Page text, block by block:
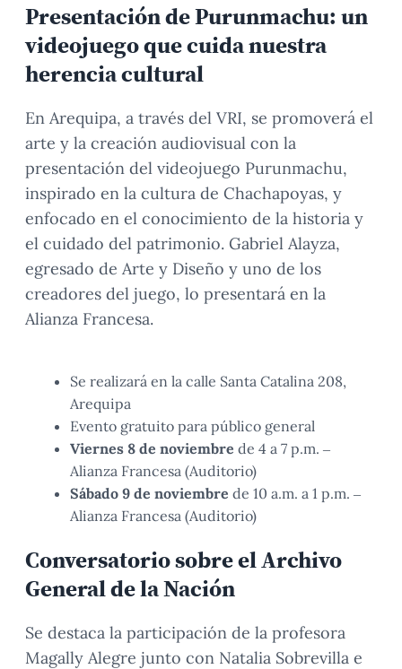
Presentación de Purunmachu: un
videojuego que cuida nuestra
herencia cultural
En Arequipa, a través del VRI, se promoverá el
arte y la creación audiovisual con la
presentación del videojuego Purunmachu,
inspirado en la cultura de Chachapoyas, y
enfocado en el conocimiento de la historia y
el cuidado del patrimonio. Gabriel Alayza,
egresado de Arte y Diseño y uno de los
creadores del juego, lo presentará en la
Alianza Francesa.
Se realizará en la calle Santa Catalina 208,
Arequipa
Evento gratuito para público general
Viernes 8 de noviembre de 4 a 7 p.m. –
Alianza Francesa (Auditorio)
Sábado 9 de noviembre de 10 a.m. a 1 p.m. –
Alianza Francesa (Auditorio)
Conversatorio sobre el Archivo
General de la Nación
Se destaca la participación de la profesora
Magally Alegre junto con Natalia Sobrevilla e